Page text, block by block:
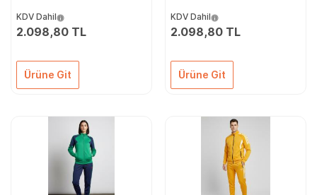
KDV Dahil
2.098,80 TL
Ürüne Git
KDV Dahil
2.098,80 TL
Ürüne Git